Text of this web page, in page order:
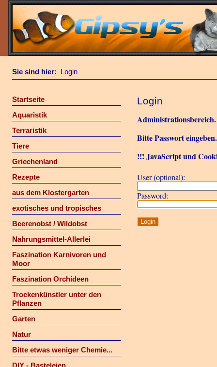
Sie sind hier: Login
Startseite
Aquaristik
Terraristik
Tiere
Griechenland
Rezepte
aus dem Klostergarten
exotisches und tropisches
Beerenobst / Wildobst
Nahrungsmittel-Allerlei
Faszination Karnivoren und
Moor
Faszination Orchideen
Trockenkünstler unter den
Pflanzen
Garten
Natur
Bitte etwas weniger Chemie...
DIY - Basteleien
Login
Administrationsbereich.
Bitte Passwort eingeben.
!!! JavaScript und
User (optional):
Password: